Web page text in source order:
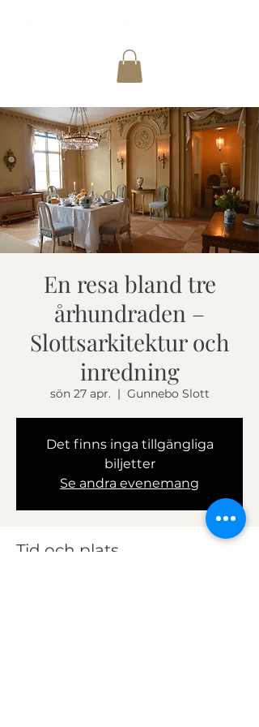
En resa bland tre
århundraden –
Slottsarkitektur och
inredning
sön 27 apr.
  |
Gunnebo Slott
Det finns inga tillgängliga
biljetter
Se andra evenemang
Tid och plats